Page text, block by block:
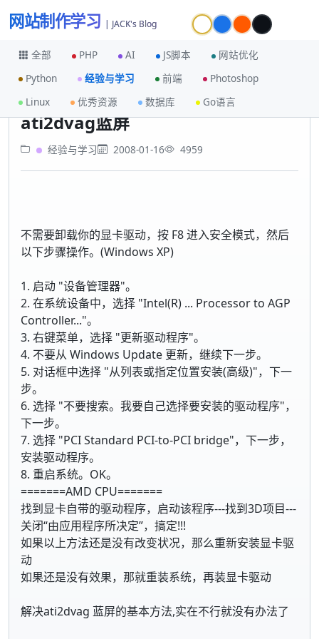
网站制作学习 | JACK's Blog
全部 PHP AI JS脚本
网站优化
Python
经验与学习 前端
Photoshop
Linux
优秀资源 数据库 Go语言
首页 经验与学习 ati2dvag蓝屏
ati2dvag蓝屏
经验与学习 2008-01-16 4959
不需要卸载你的显卡驱动，按 F8 进入安全模式，然后
以下步骤操作。(Windows XP)
1. 启动 "设备管理器"。
2. 在系统设备中，选择 "Intel(R) ... Processor to AGP
Controller..."。
3. 右键菜单，选择 "更新驱动程序"。
4. 不要从 Windows Update 更新，继续下一步。
5. 对话框中选择 "从列表或指定位置安装(高级)"，下一
步。
6. 选择 "不要搜索。我要自己选择要安装的驱动程序"，
下一步。
7. 选择 "PCI Standard PCI-to-PCI bridge"，下一步，
安装驱动程序。
8. 重启系统。OK。
=======AMD CPU=======
找到显卡自带的驱动程序，启动该程序---找到3D项目---
关闭“由应用程序所决定”，搞定!!!
如果以上方法还是没有改变状况，那么重新安装显卡驱
动
如果还是没有效果，那就重装系统，再装显卡驱动
解决ati2dvag 蓝屏的基本方法,实在不行就没有办法了